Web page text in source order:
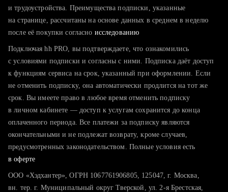
тратите много времени на поиск и вручную поднимаете
хотите сравнить себя с конкурентами и оценить шансы
и трудоустройства. Преимущества подписки, указанные
на странице, рассчитаны на основе данных в среднем в неделю
после её покупки согласно исследованию
Подключая hh PRO, вы подтверждаете, что ознакомились
с условиями подписки и согласны с ними. Подписка даёт доступ
к функциям сервиса на срок, указанный при оформлении. Если
не отменить подписку, она автоматически продлится на тот же
срок. Вы имеете право в любое время отменить подписку
в личном кабинете — доступ к услугам сохранится до конца
оплаченного периода. Все платежи за подписку являются
окончательными и не подлежат возврату, кроме случаев,
предусмотренных законодательством. Полные условия есть
в оферте
ООО «Хэдхантер», ОГРН 1067761906805, 125047, г. Москва,
вн. тер. г. Муниципальный округ Тверской, ул. 2-я Брестская,